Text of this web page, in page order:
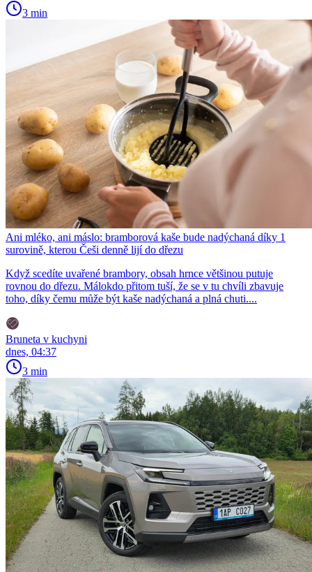
3 min
Ani mléko, ani máslo: bramborová kaše bude nadýchaná díky 1
surovině, kterou Češi denně lijí do dřezu
Když scedíte uvařené brambory, obsah hrnce většinou putuje
rovnou do dřezu. Málokdo přitom tuší, že se v tu chvíli zbavuje
toho, díky čemu může být kaše nadýchaná a plná chuti....
Bruneta v kuchyni
dnes, 04:37
3 min